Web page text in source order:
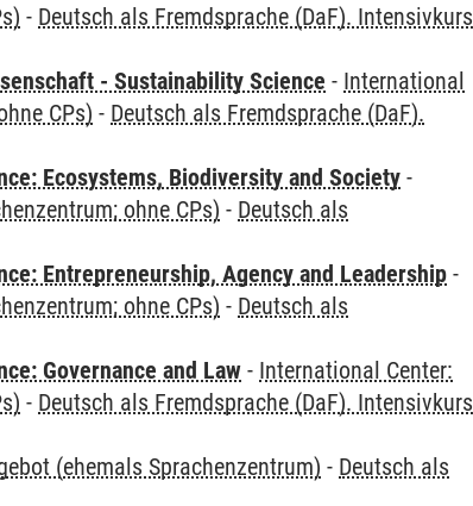
- Deutsch als Fremdsprache (DaF). Intensivkurs
- Sustainability Science - International
CPs) - Deutsch als Fremdsprache (DaF).
Ecosystems, Biodiversity and Society -
ohne CPs) - Deutsch als
Entrepreneurship, Agency and Leadership -
ohne CPs) - Deutsch als
Governance and Law - International Center:
- Deutsch als Fremdsprache (DaF). Intensivkurs
(ehemals Sprachenzentrum) - Deutsch als